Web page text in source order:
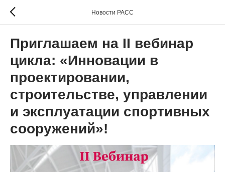
Новости РАСС
Приглашаем на II вебинар
цикла: «Инновации в
проектировании,
строительстве, управлении
и эксплуатации спортивных
сооружений»!